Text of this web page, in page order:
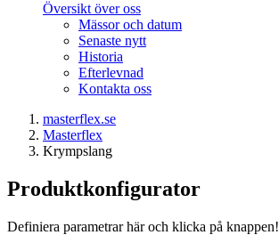
Översikt över oss
Mässor och datum
Senaste nytt
Historia
Efterlevnad
Kontakta oss
masterflex.se
Masterflex
Krympslang
Produktkonfigurator
Definiera parametrar här och klicka på knappen!